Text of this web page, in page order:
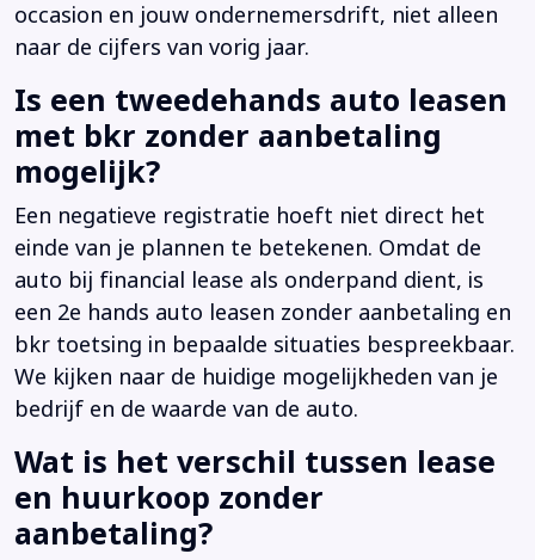
occasion en jouw ondernemersdrift, niet alleen
naar de cijfers van vorig jaar.
Is een tweedehands auto leasen
met bkr zonder aanbetaling
mogelijk?
Een negatieve registratie hoeft niet direct het
einde van je plannen te betekenen. Omdat de
auto bij financial lease als onderpand dient, is
een 2e hands auto leasen zonder aanbetaling en
bkr toetsing in bepaalde situaties bespreekbaar.
We kijken naar de huidige mogelijkheden van je
bedrijf en de waarde van de auto.
Wat is het verschil tussen lease
en huurkoop zonder
aanbetaling?